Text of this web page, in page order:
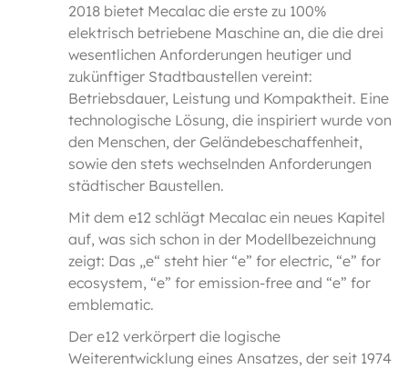
2018 bietet Mecalac die erste zu 100%
elektrisch betriebene Maschine an, die die drei
wesentlichen Anforderungen heutiger und
zukünftiger Stadtbaustellen vereint:
Betriebsdauer, Leistung und Kompaktheit. Eine
technologische Lösung, die inspiriert wurde von
den Menschen, der Geländebeschaffenheit,
sowie den stets wechselnden Anforderungen
städtischer Baustellen.
Mit dem e12 schlägt Mecalac ein neues Kapitel
auf, was sich schon in der Modellbezeichnung
zeigt: Das „e“ steht hier “e” for electric, “e” for
ecosystem, “e” for emission-free and “e” for
emblematic.
Der e12 verkörpert die logische
Weiterentwicklung eines Ansatzes, der seit 1974